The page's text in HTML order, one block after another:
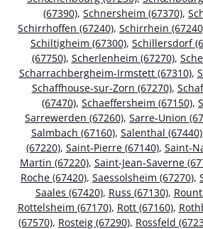
(67390), Schnersheim (67370),
Schirrhoffen (67240), Schirrhein
Schiltigheim (67300), Schillersdorf
(67750), Scherlenheim (67270),
Scharrachbergheim-Irmstett (67310),
Schaffhouse-sur-Zorn (67270),
(67470), Schaeffersheim (67150),
Sarrewerden (67260), Sarre-Union
Salmbach (67160), Salenthal (67440)
(67220), Saint-Pierre (67140), Saint-
Martin (67220), Saint-Jean-Saverne
Roche (67420), Saessolsheim (67270),
Saales (67420), Russ (67130),
Rottelsheim (67170), Rott (67160),
(67570), Rosteig (67290), Rossfeld